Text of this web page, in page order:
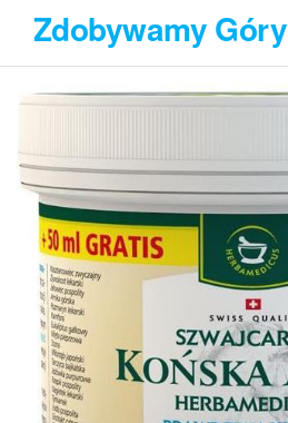
Przejdź
treści
Zdobywamy Góry